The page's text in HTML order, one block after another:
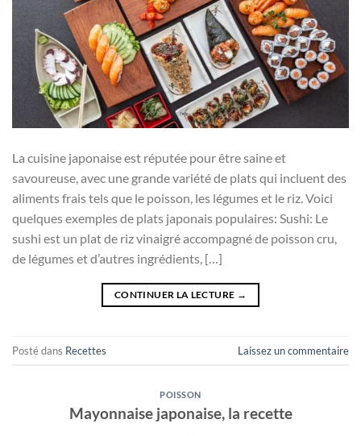
La cuisine japonaise est réputée pour être saine et
savoureuse, avec une grande variété de plats qui incluent des
aliments frais tels que le poisson, les légumes et le riz. Voici
quelques exemples de plats japonais populaires: Sushi: Le
sushi est un plat de riz vinaigré accompagné de poisson cru,
de légumes et d’autres ingrédients, […]
CONTINUER LA LECTURE →
Posté dans Recettes Laissez un commentaire
POISSON
Mayonnaise japonaise, la recette